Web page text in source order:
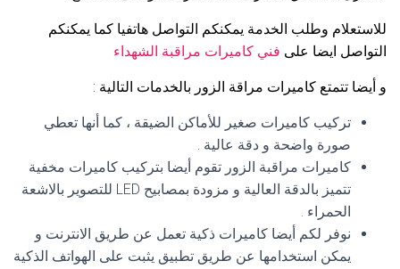
للاستعلام وطلب الخدمة يمكنكم التواصل هاتفيا كما يمكنكم
التواصل ايضا على فني كاميرات مراقبة الشهداء
و أيضا تتمتع كاميرات مراقة الزور بالخدمات التالية :
تركيب كاميرات صغير للأماكن الضيقة ، كما أنها تعطي
صورة واضحة و دقة عالية .
كاميرات مراقبة الزور تقوم أيضا بتركيب كاميرات مخفية
تتميز بالدقة العالية و مزودة بمصابيح LED للتصوير بالاشعة
الحمراء .
نوفر لكم أيضا كاميرات ذكية تعمل عن طريق الانترنت و
يمكن استخدامها عن طريق تطبيق يثبت على الهواتف الذكية